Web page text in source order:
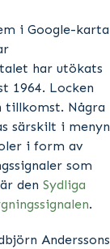
i Google-karta
har utökats
1964. Locken
tillkomst. Några
särskilt i menyn
i form av
som
den Sydliga
.
Anderssons